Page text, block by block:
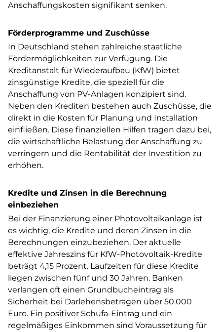
Anschaffungskosten signifikant senken.
Förderprogramme und Zuschüsse
In Deutschland stehen zahlreiche staatliche
Fördermöglichkeiten zur Verfügung. Die
Kreditanstalt für Wiederaufbau (KfW) bietet
zinsgünstige Kredite, die speziell für die
Anschaffung von PV-Anlagen konzipiert sind.
Neben den Krediten bestehen auch Zuschüsse, die
direkt in die Kosten für Planung und Installation
einfließen. Diese finanziellen Hilfen tragen dazu bei,
die wirtschaftliche Belastung der Anschaffung zu
verringern und die Rentabilität der Investition zu
erhöhen.
Kredite und Zinsen in die Berechnung
einbeziehen
Bei der Finanzierung einer Photovoltaikanlage ist
es wichtig, die Kredite und deren Zinsen in die
Berechnungen einzubeziehen. Der aktuelle
effektive Jahreszins für KfW-Photovoltaik-Kredite
beträgt 4,15 Prozent. Laufzeiten für diese Kredite
liegen zwischen fünf und 30 Jahren. Banken
verlangen oft einen Grundbucheintrag als
Sicherheit bei Darlehensbeträgen über 50.000
Euro. Ein positiver Schufa-Eintrag und ein
regelmäßiges Einkommen sind Voraussetzung für